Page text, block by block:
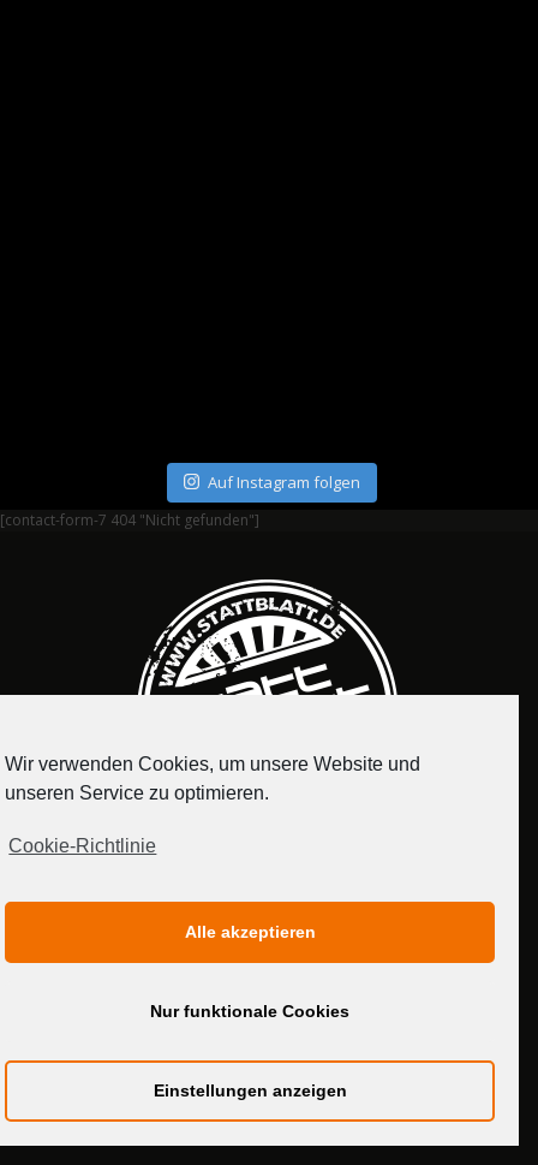
Auf Instagram folgen
[contact-form-7 404 "Nicht gefunden"]
MEDIADATEN
Wir verwenden Cookies, um unsere Website und
unseren Service zu optimieren.
Cookie-Richtlinie
Alle akzeptieren
Nur funktionale Cookies
Einstellungen anzeigen